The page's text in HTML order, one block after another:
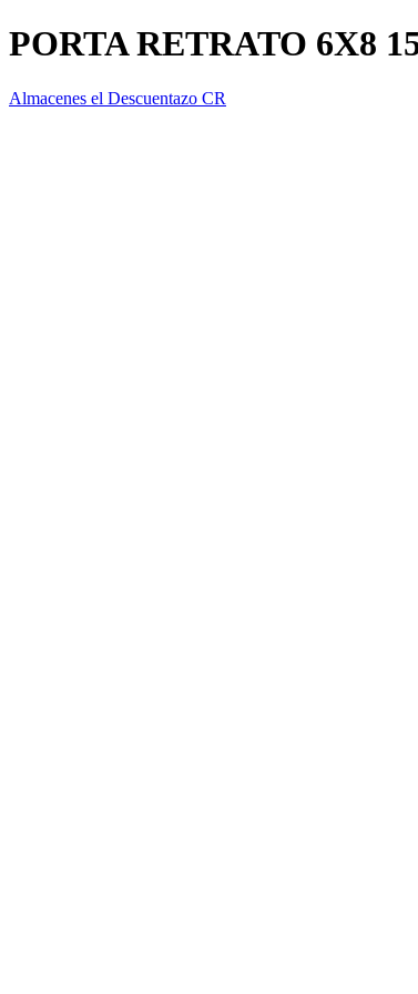
PORTA RETRATO 6X8
Almacenes el Descuentazo CR